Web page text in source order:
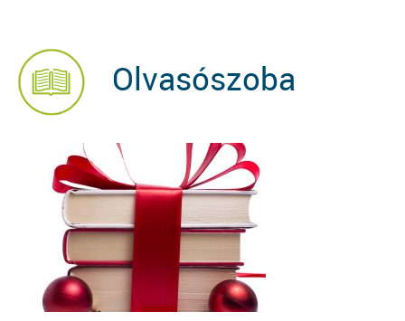
Olvasószoba